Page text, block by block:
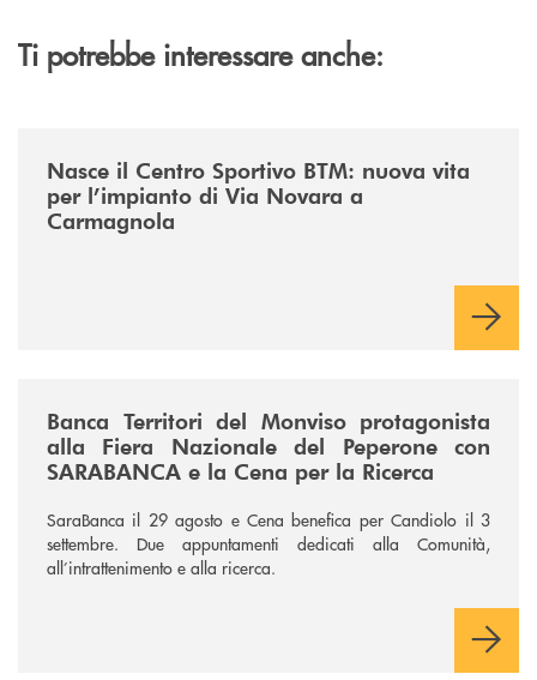
Ti potrebbe interessare anche:
Nasce il Centro Sportivo BTM: nuova vita
per l’impianto di Via Novara a
Carmagnola
Banca Territori del Monviso protagonista
alla Fiera Nazionale del Peperone con
SARABANCA e la Cena per la Ricerca
SaraBanca il 29 agosto e Cena benefica per Candiolo il 3
settembre. Due appuntamenti dedicati alla Comunità,
all’intrattenimento e alla ricerca.